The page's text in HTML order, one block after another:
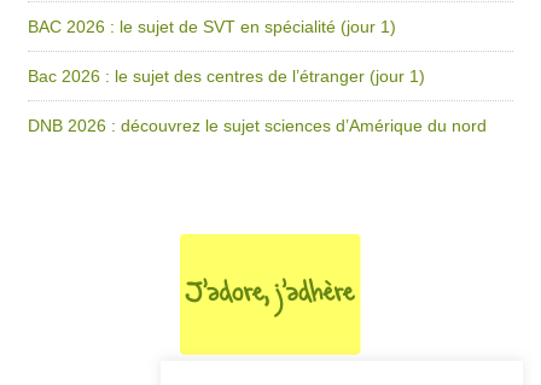
BAC 2026 : le sujet de SVT en spécialité (jour 1)
Bac 2026 : le sujet des centres de l’étranger (jour 1)
DNB 2026 : découvrez le sujet sciences d’Amérique du nord